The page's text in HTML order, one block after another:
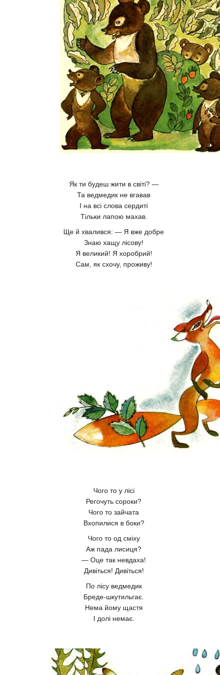
Як ти будеш жити в світі? —
Та ведмедик не вгавав
І на всі слова сердиті
Тільки лапою махав.
Ще й хвалився: — Я вже добре
Знаю хащу лісову!
Я великий! Я хоробрий!
Сам, як схочу, проживу!
Чого то у лісі
Регочуть сороки?
Чого то зайчата
Вхопилися в боки?
Чого то од сміху
Аж пада лисиця?
— Оце так невдаха!
Дивіться! Дивіться!
По лісу ведмедик
Бреде-шкутильгає.
Нема йому щастя
І долі немає.